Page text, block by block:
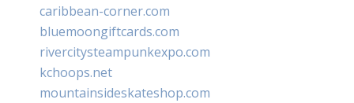
caribbean-corner.com
bluemoongiftcards.com
rivercitysteampunkexpo.com
kchoops.net
mountainsideskateshop.com